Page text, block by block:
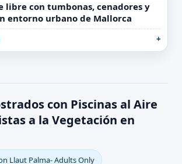
libre con tumbonas, cenadores y
entorno urbano de Mallorca
con Piscinas al Aire
a la Vegetación en
Llaut Palma- Adults Only